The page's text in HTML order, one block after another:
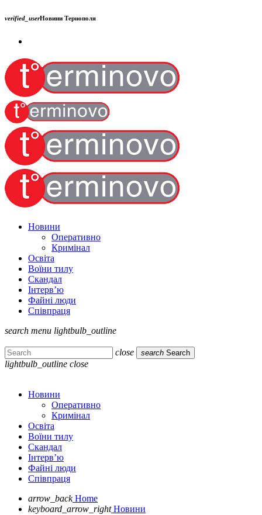
verified_userНовини Тернополя
Новини
Оперативно
Кримінал
Освіта
Воїни тилу
Скандал
Інтерв’ю
Файні люди
Співпраця
search menu lightbulb_outline
close search Search
lightbulb_outline close
Новини
Оперативно
Кримінал
Освіта
Воїни тилу
Скандал
Інтерв’ю
Файні люди
Співпраця
arrow_back Home
keyboard_arrow_right Новини